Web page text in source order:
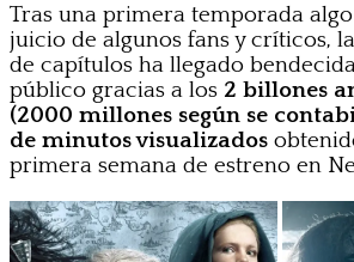
Tras una primera temporada
juicio de algunos fans y críticos,
de capítulos ha llegado
público gracias a los 2 billones
(2000 millones según se
de minutos visualizados
primera semana de estreno en